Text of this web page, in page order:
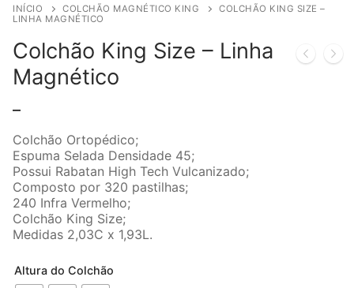
INÍCIO COLCHÃO MAGNÉTICO KING
COLCHÃO KING SIZE –
LINHA MAGNÉTICO
Colchão King Size – Linha
Magnético
–
Colchão Ortopédico;
Espuma Selada Densidade 45;
Possui Rabatan High Tech Vulcanizado;
Composto por 320 pastilhas;
240 Infra Vermelho;
Colchão King Size;
Medidas 2,03C x 1,93L.
Altura do Colchão